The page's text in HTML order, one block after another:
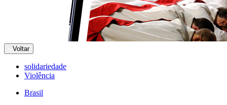
Voltar
solidariedade
Violência
Brasil